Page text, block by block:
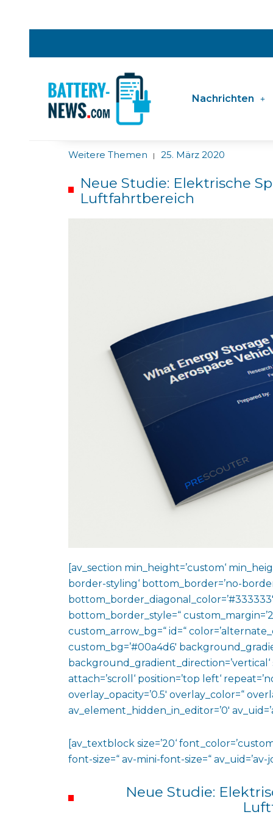
Nachrichten
Weitere Themen | 25. März 2020
Neue Studie: Elektrische
Luftfahrtbereich
[av_section min_height=’custom‘
border-styling‘ bottom_border=’no-
bottom_border_style=“
custom_arrow_bg=“ id=“
custom_bg=’#00a4d6′
attach=’scroll‘ position=’top left‘
overlay_opacity=’0.5′ overlay_color=“
av_element_hidden_in_editor=’0′
[av_textblock size=’20‘
font-size=“ av-mini-font-size=“
Neue Studie: